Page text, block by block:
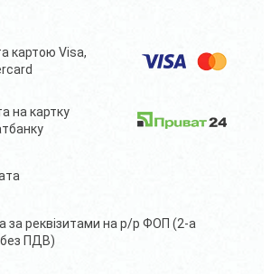
картою Visa,
на картку
за реквізитами на р/р ФОП (2-а
без ПДВ)